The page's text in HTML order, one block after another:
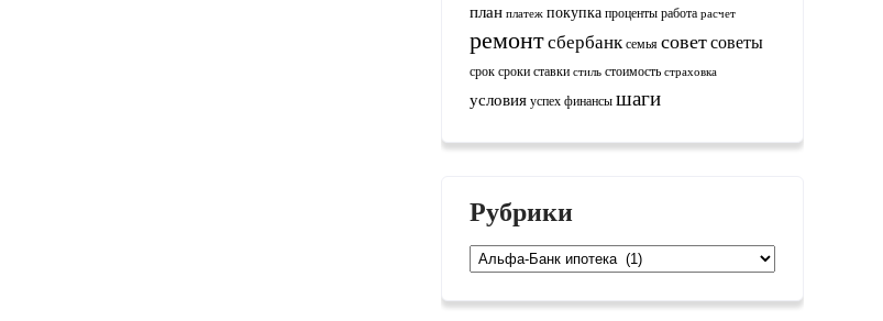
план платеж покупкапроцентыработа расчет
ремонтсбербанксемьясоветсоветы
сроксрокиставки стиль стоимость страховка
условияуспехфинансышаги
Рубрики
Рубрики